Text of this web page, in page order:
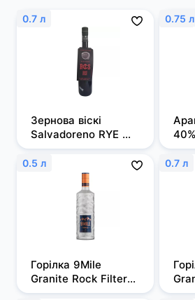
0.7 л
Зернова віскі
Salvadoreno RYE
0,7л 50%
0.75 л
40%
0.5 л
Горілка 9Mile
Granite Rock Filtered
0,5л, 37,5%
0.7 л
0,7